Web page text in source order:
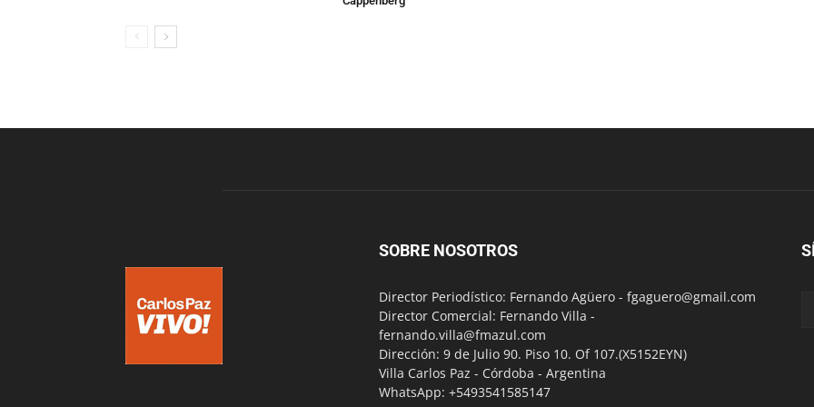
SOBRE NOSOTROS
Director Periodístico: Fernando Agüero - fgaguero@gmail.com
Director Comercial: Fernando Villa -
fernando.villa@fmazul.com
Dirección: 9 de Julio 90. Piso 10. Of 107.(X5152EYN)
Villa Carlos Paz - Córdoba - Argentina
WhatsApp: +5493541585147